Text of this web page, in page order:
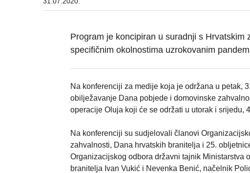
Program je koncipiran u suradnji s
specifičnim okolnostima uzrokovanim
Na konferenciji za medije koja je održana u petak,
obilježavanje Dana pobjede i domovinske
operacije Oluja koji će se održati u utorak i srijedu,
Na konferenciji su sudjelovali članovi
zahvalnosti, Dana hrvatskih branitelja i 25.
Organizacijskog odbora državni tajnik Ministarstva
branitelja Ivan Vukić i Nevenka Benić, načelnik